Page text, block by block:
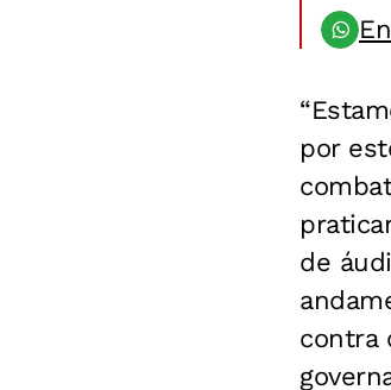
por
de
contra